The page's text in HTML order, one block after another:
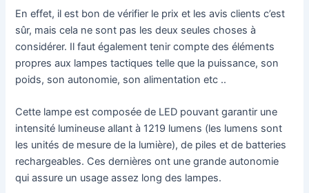
En effet, il est bon de vérifier le prix et les avis clients c’est
sûr, mais cela ne sont pas les deux seules choses à
considérer. Il faut également tenir compte des éléments
propres aux lampes tactiques telle que la puissance, son
poids, son autonomie, son alimentation etc ..
Cette lampe est composée de LED pouvant garantir une
intensité lumineuse allant à 1219 lumens (les lumens sont
les unités de mesure de la lumière), de piles et de batteries
rechargeables. Ces dernières ont une grande autonomie
qui assure un usage assez long des lampes.